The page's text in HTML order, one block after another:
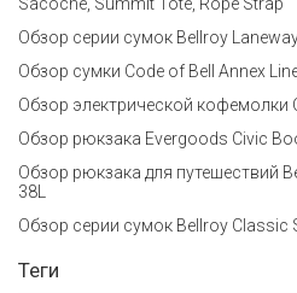
Обзор серии сумок Bellroy
Обзор сумки Code of Bell Annex
Обзор электрической кофемолки
Обзор рюкзака Evergoods Civic
Обзор рюкзака для путешествий
38L
Обзор серии сумок Bellroy Classic
Теги